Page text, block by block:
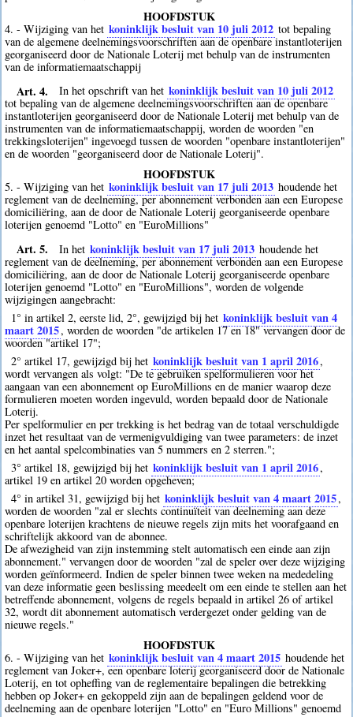
HOOFDSTUK
4. - Wijziging van het koninklijk besluit van 10 juli 2012 tot bepaling
van de algemene deelnemingsvoorschriften aan de openbare instantloterijen
georganiseerd door de Nationale Loterij met behulp van de instrumenten
van de informatiemaatschappij
Art. 4. In het opschrift van het koninklijk besluit van 10 juli 2012
tot bepaling van de algemene deelnemingsvoorschriften aan de openbare
instantloterijen georganiseerd door de Nationale Loterij met behulp van de
instrumenten van de informatiemaatschappij, worden de woorden "en
trekkingsloterijen" ingevoegd tussen de woorden "openbare instantloterijen"
en de woorden "georganiseerd door de Nationale Loterij".
HOOFDSTUK
5. - Wijziging van het koninklijk besluit van 17 juli 2013 houdende het
reglement van de deelneming, per abonnement verbonden aan een Europese
domiciliëring, aan de door de Nationale Loterij georganiseerde openbare
loterijen genoemd "Lotto" en "EuroMillions"
Art. 5. In het koninklijk besluit van 17 juli 2013 houdende het
reglement van de deelneming, per abonnement verbonden aan een Europese
domiciliëring, aan de door de Nationale Loterij georganiseerde openbare
loterijen genoemd "Lotto" en "EuroMillions", worden de volgende
wijzigingen aangebracht:
1° in artikel 2, eerste lid, 2°, gewijzigd bij het koninklijk besluit van 4
maart 2015, worden de woorden "de artikelen 17 en 18" vervangen door de
woorden "artikel 17";
2° artikel 17, gewijzigd bij het koninklijk besluit van 1 april 2016,
wordt vervangen als volgt: "De te gebruiken spelformulieren voor het
aangaan van een abonnement op EuroMillions en de manier waarop deze
formulieren moeten worden ingevuld, worden bepaald door de Nationale
Loterij.
Per spelformulier en per trekking is het bedrag van de totaal verschuldigde
inzet het resultaat van de vermenigvuldiging van twee parameters: de inzet
en het aantal spelcombinaties van 5 nummers en 2 sterren.";
3° artikel 18, gewijzigd bij het koninklijk besluit van 1 april 2016,
artikel 19 en artikel 20 worden opgeheven;
4° in artikel 31, gewijzigd bij het koninklijk besluit van 4 maart 2015,
worden de woorden "zal er slechts continuïteit van deelneming aan deze
openbare loterijen krachtens de nieuwe regels zijn mits het voorafgaand en
schriftelijk akkoord van de abonnee.
De afwezigheid van zijn instemming stelt automatisch een einde aan zijn
abonnement." vervangen door de woorden "zal de speler over deze wijziging
worden geïnformeerd. Indien de speler binnen twee weken na mededeling
van deze informatie geen beslissing meedeelt om een einde te stellen aan het
betreffende abonnement, volgens de regels bepaald in artikel 26 of artikel
32, wordt dit abonnement automatisch verdergezet onder gelding van de
nieuwe regels."
HOOFDSTUK
6. - Wijziging van het koninklijk besluit van 4 maart 2015 houdende het
reglement van Joker+, een openbare loterij georganiseerd door de Nationale
Loterij, en tot opheffing van de reglementaire bepalingen die betrekking
hebben op Joker+ en gekoppeld zijn aan de bepalingen geldend voor de
deelneming aan de openbare loterijen "Lotto" en "Euro Millions" genoemd